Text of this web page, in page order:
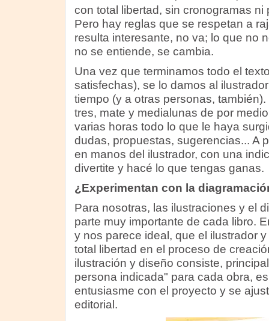
con total libertad, sin cronogramas ni
Pero hay reglas que se respetan a
resulta interesante, no va; lo que no
no se entiende, se cambia.
Una vez que terminamos todo el
satisfechas), se lo damos al
tiempo (y a otras personas,
tres, mate y medialunas de por
varias horas todo lo que le haya
dudas, propuestas, sugerencias... A
en manos del ilustrador, con una
divertite y hacé lo que tengas ganas.
¿Experimentan con la
Para nosotras, las ilustraciones y el
parte muy importante de cada libro.
y nos parece ideal, que el ilustrador
total libertad en el proceso de
ilustración y diseño consiste,
persona indicada" para cada obra,
entusiasme con el proyecto y se
editorial.